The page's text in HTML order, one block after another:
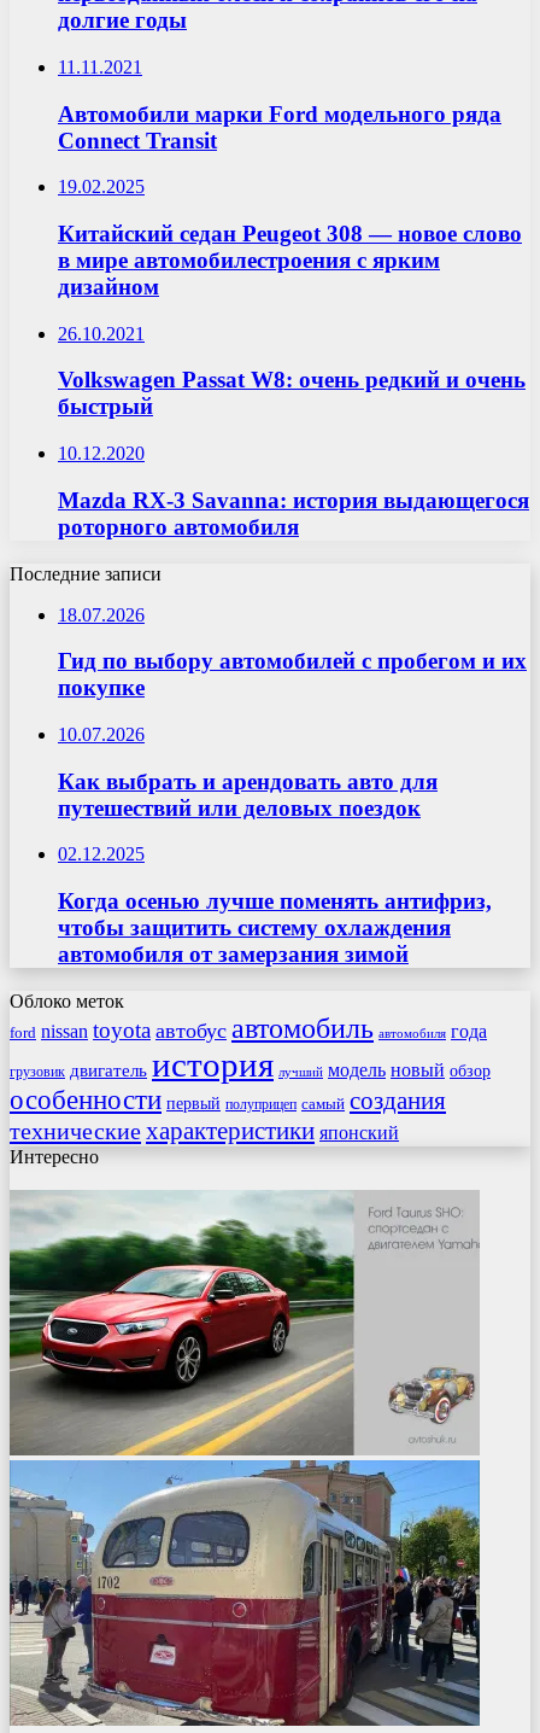
долгие годы
11.11.2021
Автомобили марки Ford модельного ряда
Connect Transit
19.02.2025
Китайский седан Peugeot 308 — новое слово
в мире автомобилестроения с ярким
дизайном
26.10.2021
Volkswagen Passat W8: очень редкий и очень
быстрый
10.12.2020
Mazda RX-3 Savanna: история выдающегося
роторного автомобиля
Последние записи
18.07.2026
Гид по выбору автомобилей с пробегом и их
покупке
10.07.2026
Как выбрать и арендовать авто для
путешествий или деловых поездок
02.12.2025
Когда осенью лучше поменять антифриз,
чтобы защитить систему охлаждения
автомобиля от замерзания зимой
Облоко меток
ford nissan toyota автобус автомобиль автомобиля года
грузовик двигатель история лучший модель новый обзор
особенности первый полуприцеп самый создания
техническиехарактеристики японский
Интересно